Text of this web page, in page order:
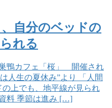
自分のベッドの
れる
鴨カフェ「桜」 開催され
人生の夏休み”より 「人間
上でも、地平線が見られ
料 季節は進み […]